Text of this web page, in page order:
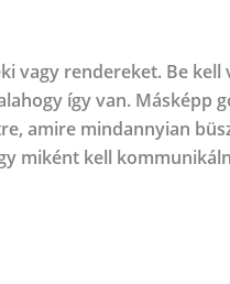
vagy rendereket. Be kell
így van. Másképp
amire mindannyian
miként kell